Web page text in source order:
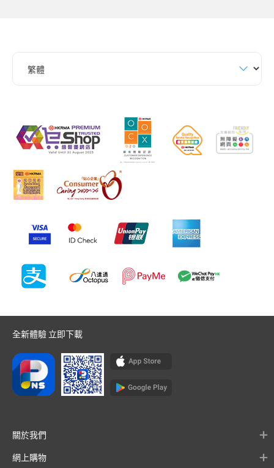
全新體驗 立即下載
關於我們
網上購物